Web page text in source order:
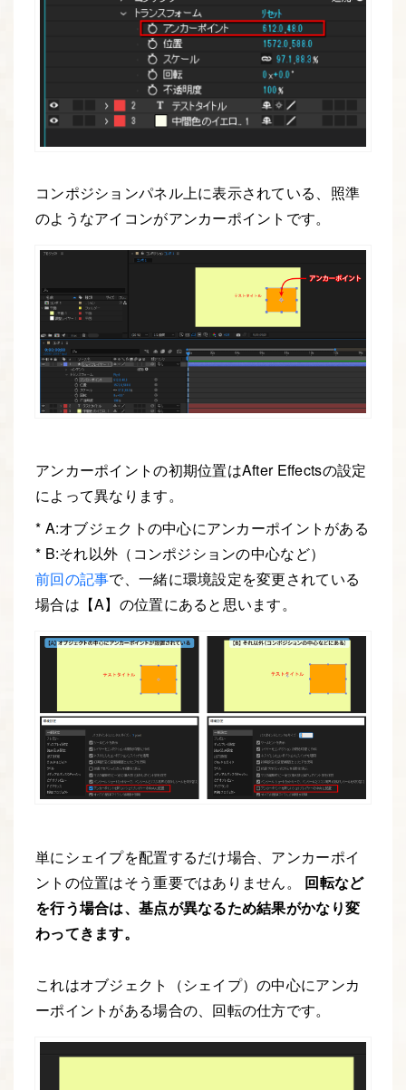
コンポジションパネル上に表示されている、照準
のようなアイコンがアンカーポイントです。
アンカーポイントの初期位置はAfter Effectsの設定
によって異なります。
* A:オブジェクトの中心にアンカーポイントがある
* B:それ以外（コンポジションの中心など）
前回の記事で、一緒に環境設定を変更されている
場合は【A】の位置にあると思います。
単にシェイプを配置するだけ場合、アンカーポイ
ントの位置はそう重要ではありません。 回転など
を行う場合は、基点が異なるため結果がかなり変
わってきます。
これはオブジェクト（シェイプ）の中心にアンカ
ーポイントがある場合の、回転の仕方です。